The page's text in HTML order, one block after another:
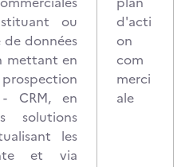
ou
de données
mettant en
CRM, en
solutions
les
et via
d'acti
on
com
merci
ale